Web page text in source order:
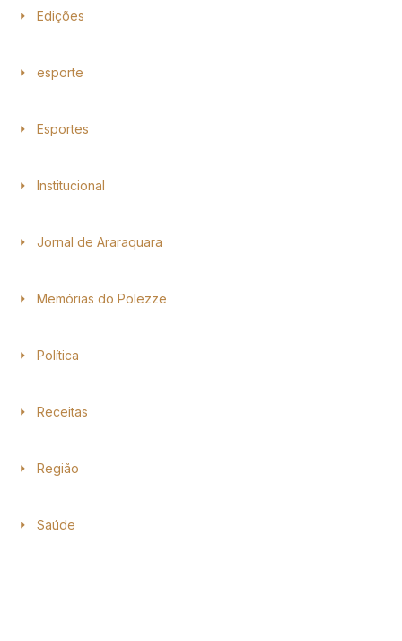
Edições
esporte
Esportes
Institucional
Jornal de Araraquara
Memórias do Polezze
Política
Receitas
Região
Saúde